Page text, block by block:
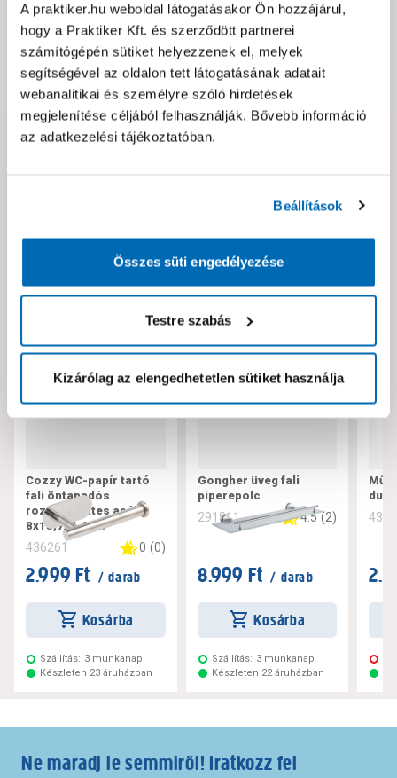
A praktiker.hu weboldal látogatásakor Ön hozzájárul,
hogy a Praktiker Kft. és szerződött partnerei
számítógépén sütiket helyezzenek el, melyek
segítségével az oldalon tett látogatásának adatait
webanalitikai és személyre szóló hirdetések
megjelenítése céljából felhasználják. Bővebb információ
az adatkezelési tájékoztatóban.
Beállítások
Összes süti engedélyezése
Testre szabás
Kizárólag az elengedhetetlen sütiket használja
Csomagolási és súly információk
Dokumentumok, felelős személy
Neked ajánljuk!
Cozzy WC-papír tartó
fali öntapadós
rozsdamentes acél
8x15,7x4,6cm
436261 0 (0)
2.999 Ft / darab
Kosárba
Szállítás: 3 munkanap
Készleten 23 áruházban
Gongher üveg fali
piperepolc
291811 4.5 (2)
8.999 Ft / darab
Kosárba
Szállítás: 3 munkanap
Készleten 22 áruházban
Ne maradj le semmiről! Iratkozz fel